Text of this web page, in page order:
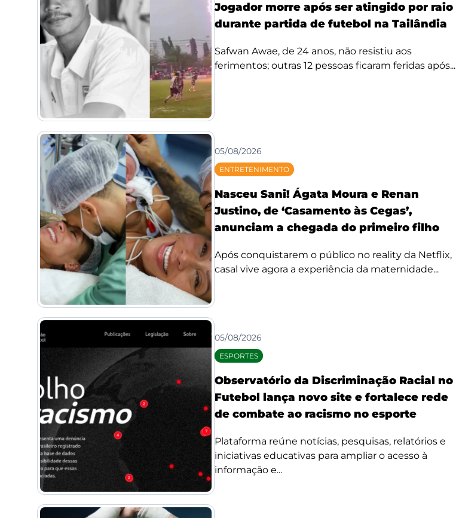
Jogador morre após ser atingido por raio
durante partida de futebol na Tailândia
Safwan Awae, de 24 anos, não resistiu aos
ferimentos; outras 12 pessoas ficaram feridas após...
05/08/2026
ENTRETENIMENTO
Nasceu Sani! Ágata Moura e Renan
Justino, de ‘Casamento às Cegas’,
anunciam a chegada do primeiro filho
Após conquistarem o público no reality da Netflix,
casal vive agora a experiência da maternidade...
05/08/2026
ESPORTES
Observatório da Discriminação Racial no
Futebol lança novo site e fortalece rede
de combate ao racismo no esporte
Plataforma reúne notícias, pesquisas, relatórios e
iniciativas educativas para ampliar o acesso à
informação e...